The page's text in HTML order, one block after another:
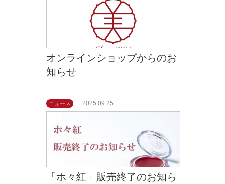
オンラインショップからのお
知らせ
ニュース 2025.09.25
「ホ々紅」販売終了のお知ら